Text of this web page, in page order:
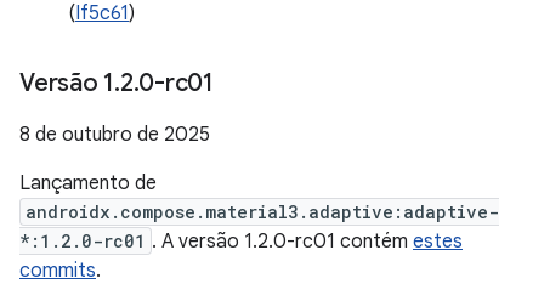
(If5c61)
Versão 1.2.0-rc01
8 de outubro de 2025
Lançamento de
androidx.compose.material3.adaptive:adaptive-
*:1.2.0-rc01 . A versão 1.2.0-rc01 contém estes
commits.